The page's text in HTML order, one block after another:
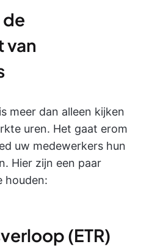
de
van
meer dan alleen kijken
uren. Het gaat erom
uw medewerkers hun
Hier zijn een paar
houden:
(ETR)